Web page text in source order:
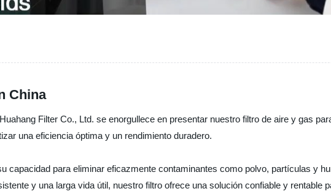
China
Filter Co., Ltd. se enorgullece en presentar nuestro filtro de aire y gas
una eficiencia óptima y un rendimiento duradero.
capacidad para eliminar eficazmente contaminantes como polvo, partículas y
y una larga vida útil, nuestro filtro ofrece una solución confiable y rentable